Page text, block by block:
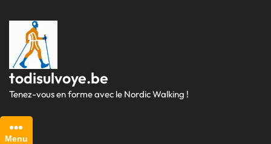
au
contenu
todisulvoye.be
Tenez-vous en forme avec le Nordic Walking !
Menu